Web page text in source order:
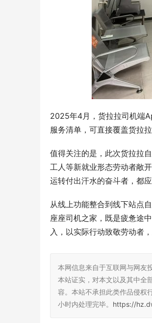
2025年4月，货拉拉司机端
服务清单，可直接覆盖货拉
值得关注的是，此次货拉拉
工人等新就业形态劳动者敞
运转付出汗水的奋斗者，都
从线上功能整合到线下站点
座座司机之家，既是疲惫途
入，以实际行动致敬劳动者
本网信息来自于互联网与网友
本站证实，对本文以及其中全
容。本站不承担此类作品侵权
小时内处理完毕。 https://